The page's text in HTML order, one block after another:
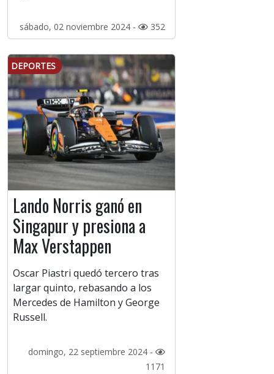
sábado, 02 noviembre 2024 - 352
DEPORTES
Lando Norris ganó en
Singapur y presiona a
Max Verstappen
Oscar Piastri quedó tercero tras
largar quinto, rebasando a los
Mercedes de Hamilton y George
Russell.
domingo, 22 septiembre 2024 -
1171